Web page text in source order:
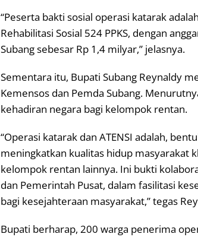
“Peserta bakti sosial operasi katarak
Rehabilitasi Sosial 524 PPKS, dengan
Subang sebesar Rp 1,4 milyar,” jelasnya.
Sementara itu, Bupati Subang Reynaldy
Kemensos dan Pemda Subang.
kehadiran negara bagi kelompok rentan.
“Operasi katarak dan ATENSI adalah,
meningkatkan kualitas hidup masyarakat
kelompok rentan lainnya. Ini bukti
dan Pemerintah Pusat, dalam fasilitasi
bagi kesejahteraan masyarakat,” tegas
Bupati berharap, 200 warga penerima